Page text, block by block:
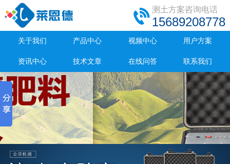
测土方案咨询电话
15689208778
关于我们 产品中心 视频中心 用户方案
资讯中心 技术文章 在线问答 联系我们